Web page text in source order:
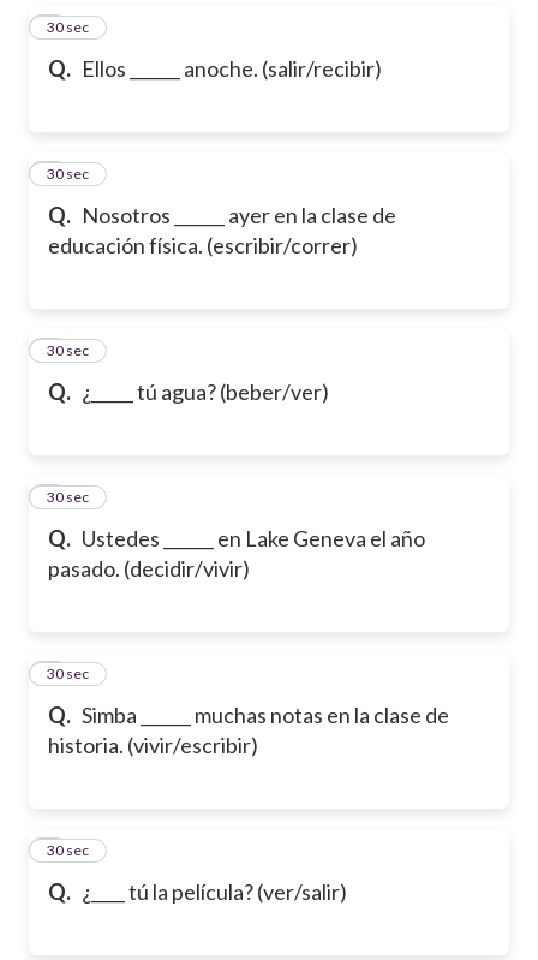
Q. Ellos ______ anoche. (salir/recibir)
3
30 sec
Q. Nosotros ______ ayer en la clase de
educación física. (escribir/correr)
4
30 sec
Q. ¿_____ tú agua? (beber/ver)
5
30 sec
Q. Ustedes ______ en Lake Geneva el año
pasado. (decidir/vivir)
6
30 sec
Q. Simba ______ muchas notas en la clase de
historia. (vivir/escribir)
7
30 sec
Q. ¿____ tú la película? (ver/salir)
8
30 sec